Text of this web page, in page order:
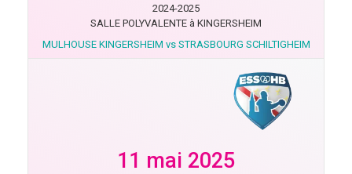
2024-2025
SALLE POLYVALENTE à KINGERSHEIM
MULHOUSE KINGERSHEIM vs STRASBOURG SCHILTIGHEIM
11 mai 2025